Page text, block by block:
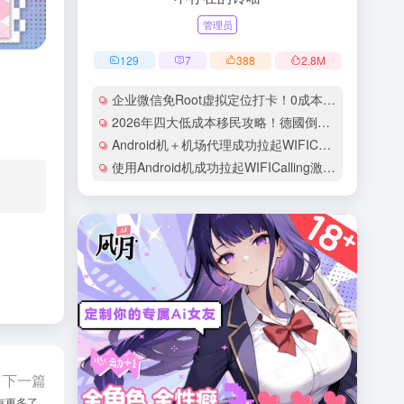
下一篇
管理员
129 7 388 2.8M
企业微信免Root虚拟定位打卡！0成本安卓手机100%成功教程
2026年四大低成本移民攻略！德國倒貼錢學技術、日本初中學歷可申請、馬來西亞月入萬四即可、芬蘭免費教育快速永居！中介不告訴你的隱藏成本全曝光
Android机＋机场代理成功拉起WIFICalling（VoWifi）的实录：以GiffGaff卡为例
使用Android机成功拉起WIFICalling激活CTExcel（EE卡）实录